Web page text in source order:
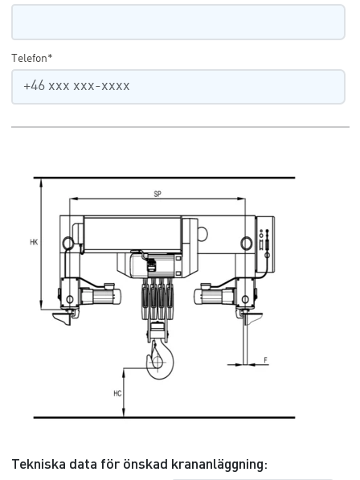
Telefon*
Tekniska data för önskad krananläggning: